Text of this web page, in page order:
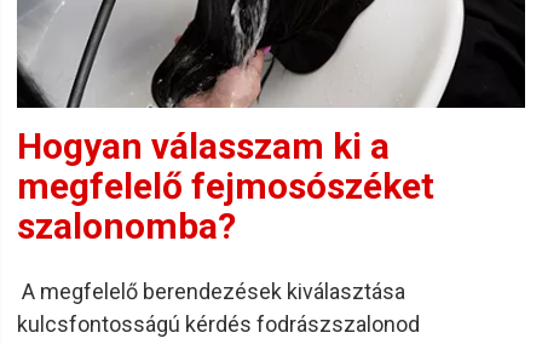
Hogyan válasszam ki a
megfelelő fejmosószéket
szalonomba?
A megfelelő berendezések kiválasztása
kulcsfontosságú kérdés fodrászszalonod